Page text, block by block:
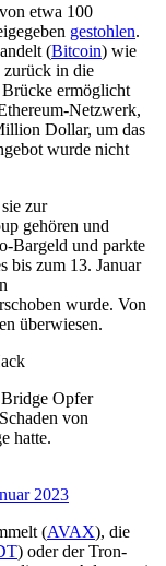
etwa 100
gestohlen.
(Bitcoin) wie
zurück in die
ermöglicht
Netzwerk,
Dollar, um das
wurde nicht
zur
gehören und
Bargeld und parkte
bis zum 13. Januar
wurde. Von
überwiesen.
Opfer
von
hatte.
2023
(AVAX), die
) oder der Tron-